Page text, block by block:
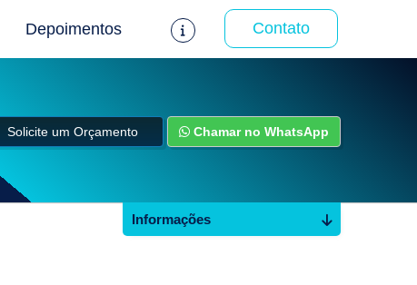
Depoimentos Contato
Solicite um Orçamento Chamar no WhatsApp
Informações